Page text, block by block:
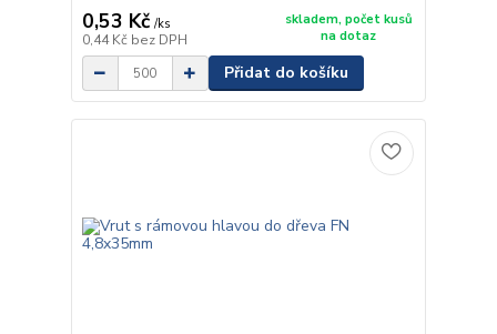
0,53 Kč /ks
0,44 Kč bez DPH
skladem, počet kusů
na dotaz
Přidat do košíku